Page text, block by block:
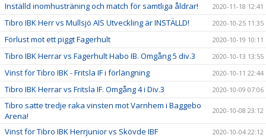
Inställd inomhusträning och match för samtliga åldrar! 2020-11-18 12:41
Tibro IBK Herr vs Mullsjö AIS Utveckling är INSTÄLLD! 2020-10-25 11:35
Förlust mot ett piggt Fagerhult 2020-10-19 10:11
Tibro IBK Herrar vs Fagerhult Habo IB. Omgång 5 div.3 2020-10-13 13:55
Vinst för Tibro IBK - Fritsla IF i förlängning 2020-10-11 22:44
Tibro IBK Herrar vs Fritsla IF. Omgång 4 i Div.3 2020-10-09 07:06
Tibro satte tredje raka vinsten mot Varnhem i Baggebo
Arena!
2020-10-08 23:12
Vinst för Tibro IBK Herrjunior vs Skövde IBF 2020-10-04 22:12